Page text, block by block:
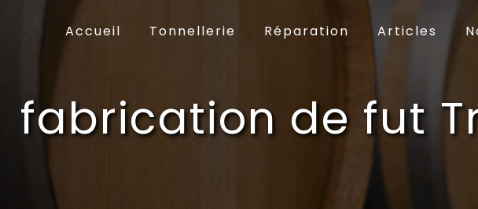
Accueil Tonnellerie Réparation Articles
fabrication de fut